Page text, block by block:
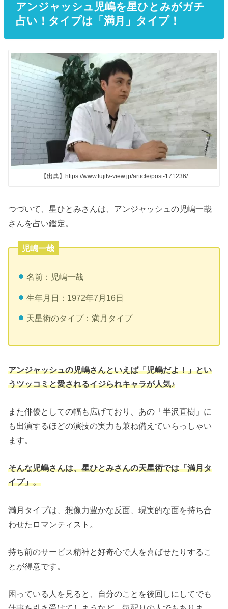
アンジャッシュ児嶋を星ひとみがガチ
占い！タイプは「満月」タイプ！
【出典】https://www.fujitv-view.jp/article/post-171236/
つづいて、星ひとみさんは、アンジャッシュの児嶋一哉
さんを占い鑑定。
児嶋一哉
名前：児嶋一哉
生年月日：1972年7月16日
天星術のタイプ：満月タイプ
アンジャッシュの児嶋さんといえば「児嶋だよ！」とい
うツッコミと愛されるイジられキャラが人気♪
また俳優としての幅も広げており、あの「半沢直樹」に
も出演するほどの演技の実力も兼ね備えていらっしゃい
ます。
そんな児嶋さんは、星ひとみさんの天星術では「満月タ
イプ」。
満月タイプは、想像力豊かな反面、現実的な面を持ち合
わせたロマンティスト。
持ち前のサービス精神と好奇心で人を喜ばせたりするこ
とが得意です。
困っている人を見ると、自分のことを後回しにしてでも